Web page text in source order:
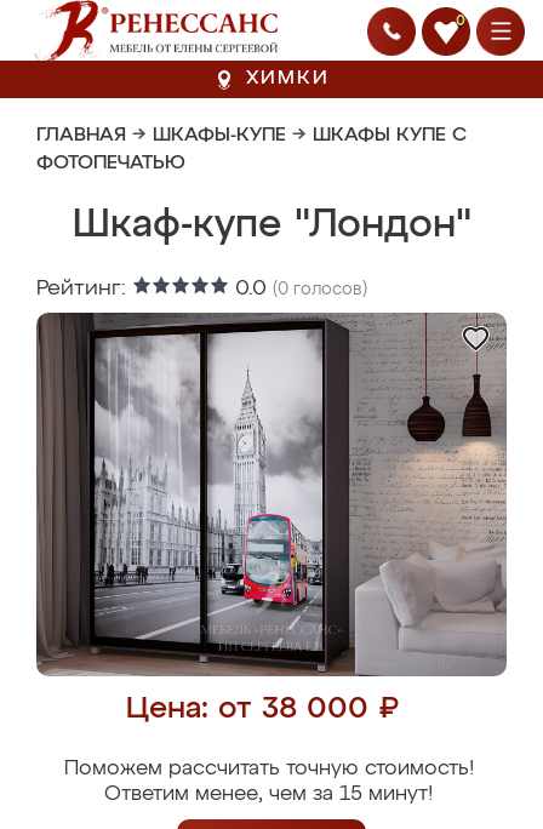
0
ХИМКИ
ГЛАВНАЯ → ШКАФЫ-КУПЕ → ШКАФЫ КУПЕ С
ФОТОПЕЧАТЬЮ
Шкаф-купе "Лондон"
Рейтинг: 0.0 (0 голосов)
Цена: от 38 000 ₽
Поможем рассчитать точную стоимость!
Ответим менее, чем за 15 минут!